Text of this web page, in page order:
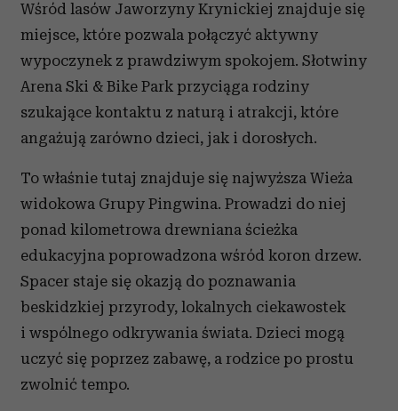
Wśród lasów Jaworzyny Krynickiej znajduje się
miejsce, które pozwala połączyć aktywny
wypoczynek z prawdziwym spokojem. Słotwiny
Arena Ski & Bike Park przyciąga rodziny
szukające kontaktu z naturą i atrakcji, które
angażują zarówno dzieci, jak i dorosłych.
To właśnie tutaj znajduje się najwyższa Wieża
widokowa Grupy Pingwina. Prowadzi do niej
ponad kilometrowa drewniana ścieżka
edukacyjna poprowadzona wśród koron drzew.
Spacer staje się okazją do poznawania
beskidzkiej przyrody, lokalnych ciekawostek
i wspólnego odkrywania świata. Dzieci mogą
uczyć się poprzez zabawę, a rodzice po prostu
zwolnić tempo.